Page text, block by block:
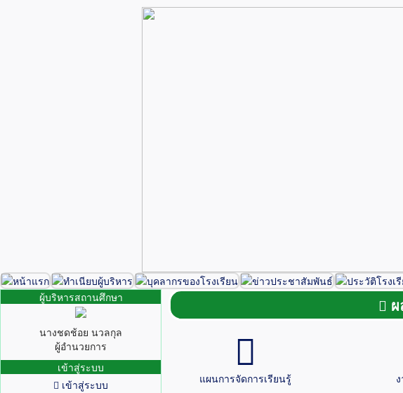
ผู้บริหารสถานศึกษา
นางชดช้อย นวลกุล
ผู้อำนวยการ
เข้าสู่ระบบ
เข้าสู่ระบบ
แผนการจัดการเรียนรู้